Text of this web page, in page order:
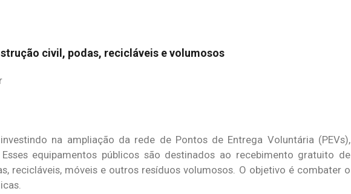
civil, podas, recicláveis e volumosos
na ampliação da rede de Pontos de Entrega Voluntária (PEVs),
equipamentos públicos são destinados ao recebimento gratuito de
recicláveis, móveis e outros resíduos volumosos. O objetivo é combater o